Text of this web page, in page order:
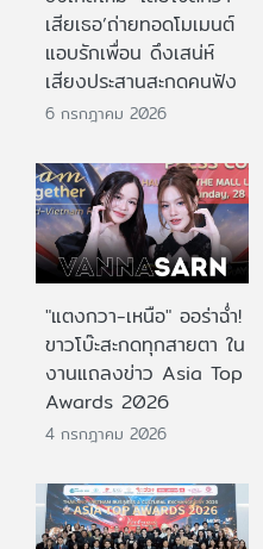
เสียเธอ’ถ่ายทอดโมเมนต์
แอบรักเพื่อน ดึงเสน่ห์
เสียงประสานสะกดคนฟัง
6 กรกฎาคม 2026
"แตงกวา-เหนือ" ออร่าฉ่ำ!
ขาวโบ๊ะสะกดทุกสายตา ใน
งานแถลงข่าว Asia Top
Awards 2026
4 กรกฎาคม 2026